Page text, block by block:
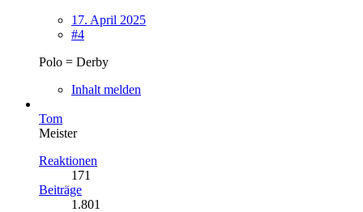
17. April 2025
#4
Polo = Derby
Inhalt melden
Tom
Meister
Reaktionen
171
Beiträge
1.801